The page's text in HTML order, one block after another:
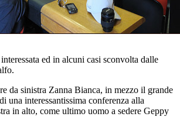
ed in alcuni casi sconvolta dalle
da sinistra Zanna Bianca, in mezzo il grande
una interessantissima conferenza alla
in alto, come ultimo uomo a sedere Geppy